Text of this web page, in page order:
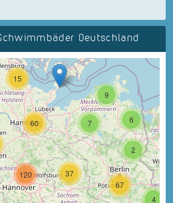
Deutschland
4
6
7
9
2
120
37
67
15
60